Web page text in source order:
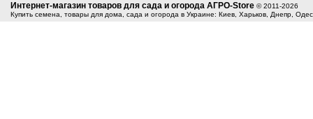
Интернет-магазин товаров для сада и огорода АГРО-Store © 2011-2026
Купить семена, товары для дома, сада и огорода в Украине: Киев, Харьков, Днепр,